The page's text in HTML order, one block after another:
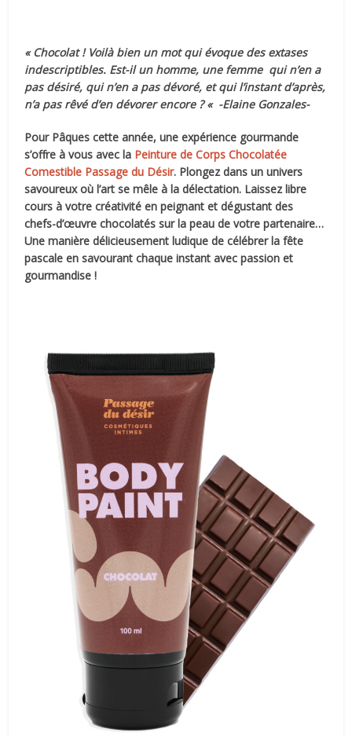
« Chocolat ! Voilà bien un mot qui évoque des extases
indescriptibles. Est-il un homme, une femme qui n’en a
pas désiré, qui n’en a pas dévoré, et qui l’instant d’après,
n’a pas rêvé d’en dévorer encore ? « -Elaine Gonzales-
Pour Pâques cette année, une expérience gourmande
s’offre à vous avec la Peinture de Corps Chocolatée
Comestible Passage du Désir. Plongez dans un univers
savoureux où l’art se mêle à la délectation. Laissez libre
cours à votre créativité en peignant et dégustant des
chefs-d’œuvre chocolatés sur la peau de votre partenaire…
Une manière délicieusement ludique de célébrer la fête
pascale en savourant chaque instant avec passion et
gourmandise !